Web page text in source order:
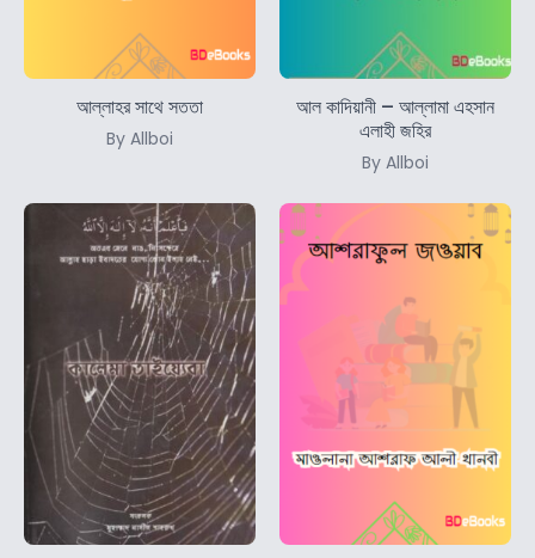
আল্লাহর সাথে সততা
By Allboi
আল কাদিয়ানী – আল্লামা এহসান
এলাহী জহির
By Allboi